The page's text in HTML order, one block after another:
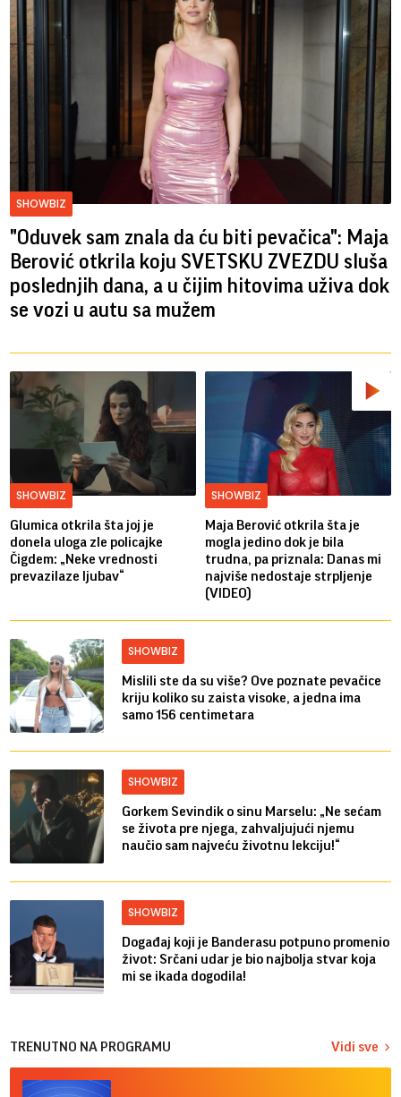
SHOWBIZ
"Oduvek sam znala da ću biti pevačica": Maja
Berović otkrila koju SVETSKU ZVEZDU sluša
poslednjih dana, a u čijim hitovima uživa dok
se vozi u autu sa mužem
SHOWBIZ
Glumica otkrila šta joj je
donela uloga zle policajke
Čigdem: „Neke vrednosti
prevazilaze ljubav“
SHOWBIZ
Maja Berović otkrila šta je
mogla jedino dok je bila
trudna, pa priznala: Danas mi
najviše nedostaje strpljenje
(VIDEO)
SHOWBIZ
Mislili ste da su više? Ove poznate pevačice
kriju koliko su zaista visoke, a jedna ima
samo 156 centimetara
SHOWBIZ
Gorkem Sevindik o sinu Marselu: „Ne sećam
se života pre njega, zahvaljujući njemu
naučio sam najveću životnu lekciju!“
SHOWBIZ
Događaj koji je Banderasu potpuno promenio
život: Srčani udar je bio najbolja stvar koja
mi se ikada dogodila!
TRENUTNO NA PROGRAMU Vidi sve